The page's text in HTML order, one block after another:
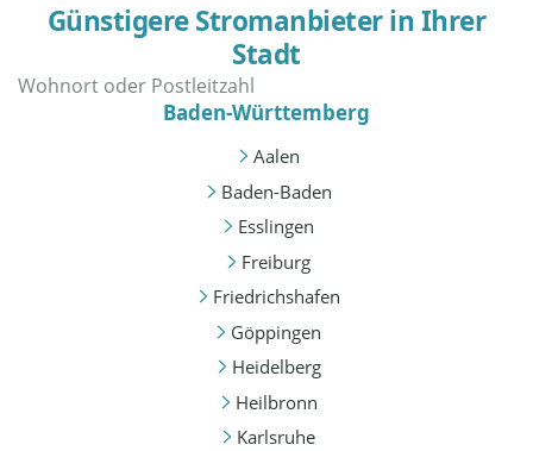
Günstigere Stromanbieter in Ihrer
Stadt
Baden-Württemberg
Aalen
Baden-Baden
Esslingen
Freiburg
Friedrichshafen
Göppingen
Heidelberg
Heilbronn
Karlsruhe